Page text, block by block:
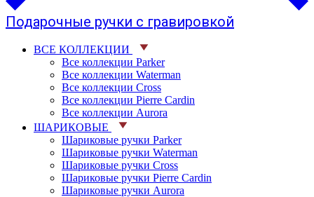
Подарочные ручки с гравировкой
ВСЕ КОЛЛЕКЦИИ
Все коллекции Parker
Все коллекции Waterman
Все коллекции Cross
Все коллекции Pierre Cardin
Все коллекции Aurora
ШАРИКОВЫЕ
Шариковые ручки Parker
Шариковые ручки Waterman
Шариковые ручки Cross
Шариковые ручки Pierre Cardin
Шариковые ручки Aurora